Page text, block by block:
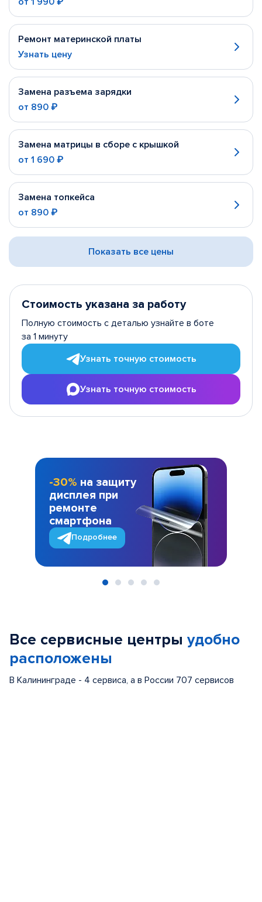
Ремонт материнской платы
Узнать цену
Замена разъема зарядки
от 890 ₽
Замена матрицы в сборе с крышкой
от 1 690 ₽
Замена топкейса
от 890 ₽
Показать все цены
Стоимость указана за работу
Полную стоимость с деталью узнайте в боте
за 1 минуту
Узнать точную стоимость
Узнать точную стоимость
-30% на защиту
дисплея при
ремонте
смартфона
Подробнее
Все сервисные центры удобно
расположены
В Калининграде - 4 сервиса, а в России 707 сервисов